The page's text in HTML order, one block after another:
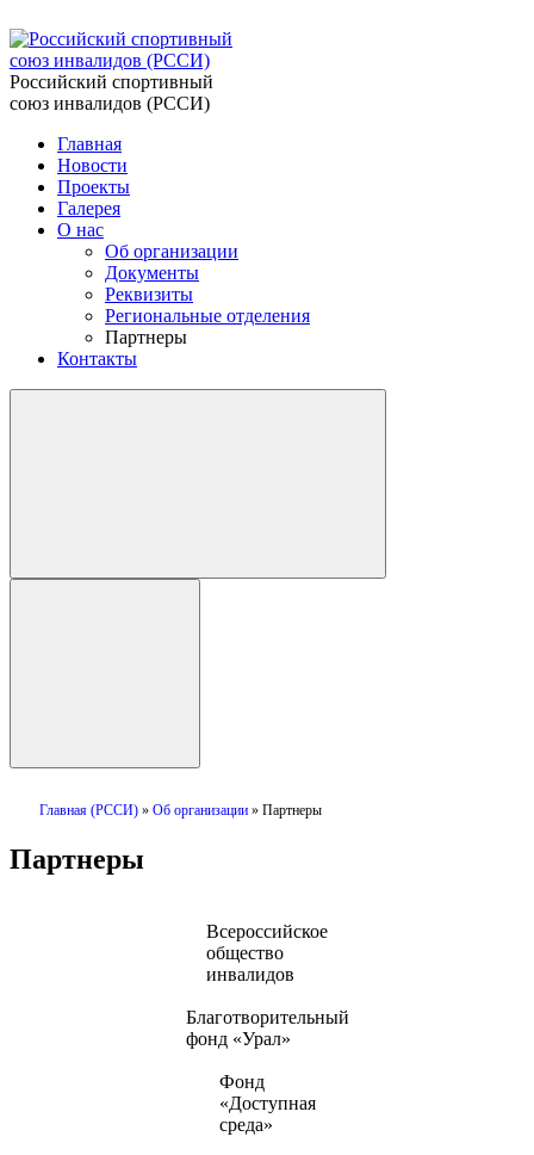
Российский спортивный
союз инвалидов (РССИ)
Главная
Новости
Проекты
Галерея
О нас
Об организации
Документы
Реквизиты
Региональные отделения
Партнеры
Контакты
Главная (РССИ) » Об организации » Партнеры
Партнеры
Всероссийское
общество
инвалидов
Благотворительный
фонд «Урал»
Фонд
«Доступная
среда»